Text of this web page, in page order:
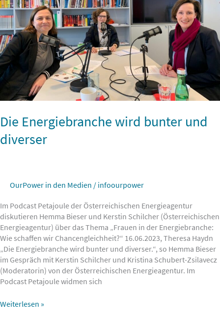
Die Energiebranche wird bunter und
diverser
OurPower in den Medien / infoourpower
Im Podcast Petajoule der Österreichischen Energieagentur
diskutieren Hemma Bieser und Kerstin Schilcher (Österreichischen
Energieagentur) über das Thema „Frauen in der Energiebranche:
Wie schaffen wir Chancengleichheit?“ 16.06.2023, Theresa Haydn
„Die Energiebranche wird bunter und diverser.“, so Hemma Bieser
im Gespräch mit Kerstin Schilcher und Kristina Schubert-Zsilavecz
(Moderatorin) von der Österreichischen Energieagentur. Im
Podcast Petajoule widmen sich
Weiterlesen »